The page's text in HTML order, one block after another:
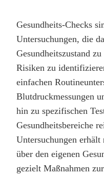
Gesundheits-Checks
Untersuchungen, die
Gesundheitszustand
Risiken zu
einfachen
Blutdruckmessungen
hin zu spezifischen
Gesundheitsbereiche
Untersuchungen
über den eigenen
gezielt Maßnahmen